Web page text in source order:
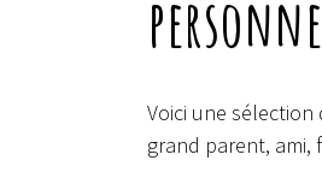
Voici une
grand parent, ami,